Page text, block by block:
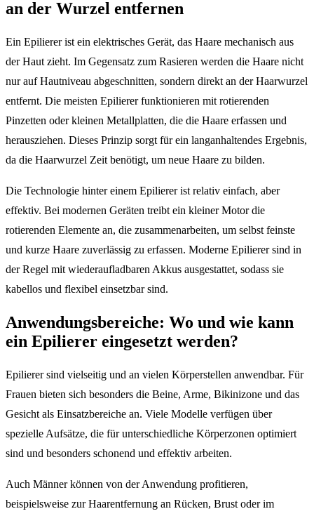
an der Wurzel entfernen
Ein Epilierer ist ein elektrisches Gerät, das Haare mechanisch aus
der Haut zieht. Im Gegensatz zum Rasieren werden die Haare nicht
nur auf Hautniveau abgeschnitten, sondern direkt an der Haarwurzel
entfernt. Die meisten Epilierer funktionieren mit rotierenden
Pinzetten oder kleinen Metallplatten, die die Haare erfassen und
herausziehen. Dieses Prinzip sorgt für ein langanhaltendes Ergebnis,
da die Haarwurzel Zeit benötigt, um neue Haare zu bilden.
Die Technologie hinter einem Epilierer ist relativ einfach, aber
effektiv. Bei modernen Geräten treibt ein kleiner Motor die
rotierenden Elemente an, die zusammenarbeiten, um selbst feinste
und kurze Haare zuverlässig zu erfassen. Moderne Epilierer sind in
der Regel mit wiederaufladbaren Akkus ausgestattet, sodass sie
kabellos und flexibel einsetzbar sind.
Anwendungsbereiche: Wo und wie kann
ein Epilierer eingesetzt werden?
Epilierer sind vielseitig und an vielen Körperstellen anwendbar. Für
Frauen bieten sich besonders die Beine, Arme, Bikinizone und das
Gesicht als Einsatzbereiche an. Viele Modelle verfügen über
spezielle Aufsätze, die für unterschiedliche Körperzonen optimiert
sind und besonders schonend und effektiv arbeiten.
Auch Männer können von der Anwendung profitieren,
beispielsweise zur Haarentfernung an Rücken, Brust oder im